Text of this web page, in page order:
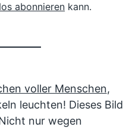
abonnieren kann.
voller Menschen,
leuchten! Dieses Bild
nur wegen